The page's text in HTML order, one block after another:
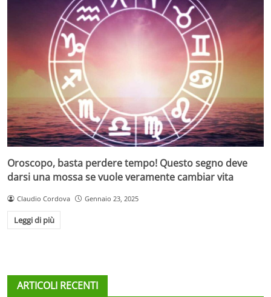
Oroscopo, basta perdere tempo! Questo segno deve
darsi una mossa se vuole veramente cambiar vita
Claudio Cordova Gennaio 23, 2025
Leggi di più
ARTICOLI RECENTI